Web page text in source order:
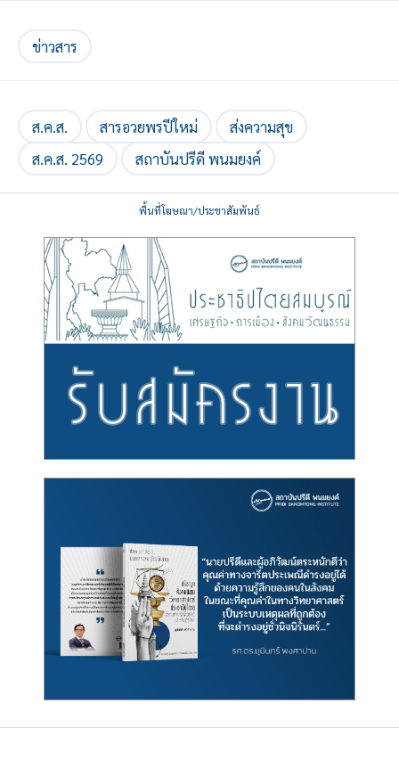
ข่าวสาร
ส.ค.ส. สารอวยพรปีใหม่
ส่งความสุข
ส.ค.ส. 2569
สถาบันปรีดี พนมยงค์
พื้นที่โฆษณา/ประชาสัมพันธ์